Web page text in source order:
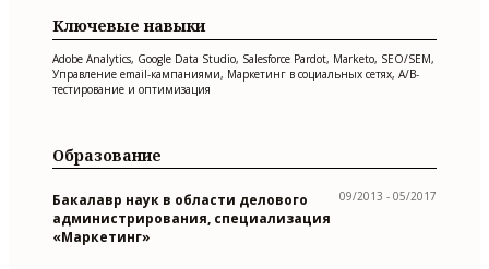
Ключевые навыки
Adobe Analytics, Google Data Studio, Salesforce Pardot, Marketo, SEO/SEM,
Управление email-кампаниями, Маркетинг в социальных сетях, A/B-
тестирование и оптимизация
Образование
Бакалавр наук в области делового
администрирования, специализация
«Маркетинг»
09/2013 - 05/2017